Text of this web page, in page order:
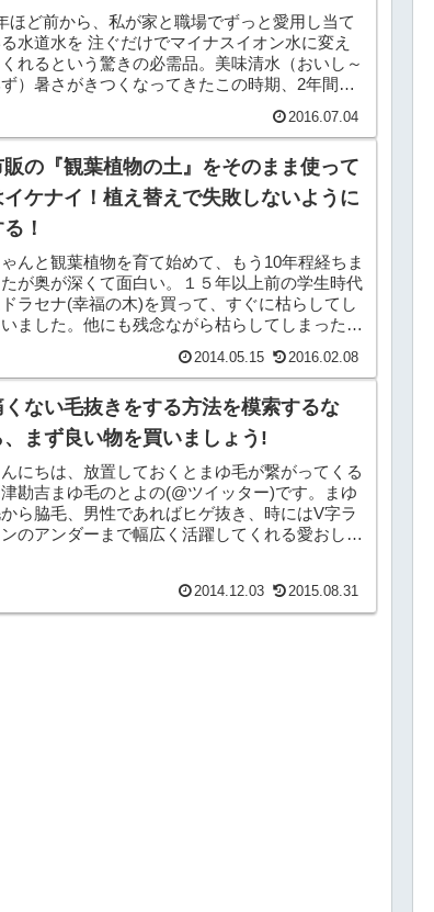
は必須アイテム！
ほど前から、私が家と職場でずっと愛用し当て
水道水を 注ぐだけでマイナスイオン水に変え
れるという驚きの必需品。美味清水（おいし～
）暑さがきつくなってきたこの時期、2年間で
2016.07.04
販の『観葉植物の土』をそのまま使って
イケナイ！植え替えで失敗しないように
！
んと観葉植物を育て始めて、もう10年程経ちま
たが奥が深くて面白い。１５年以上前の学生時代
ラセナ(幸福の木)を買って、すぐに枯らしてし
いました。他にも残念ながら枯らしてしまったも
2014.05.15 2016.02.08
くない毛抜きをする方法を模索するな
、まず良い物を買いましょう!
んにちは、放置しておくとまゆ毛が繋がってくる
勘吉まゆ毛のとよの(@ツイッター)です。まゆ
ら脇毛、男性であればヒゲ抜き、時にはV字ラ
のアンダーまで幅広く活躍してくれる愛おしい
2014.12.03 2015.08.31